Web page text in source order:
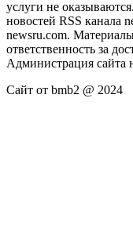
услуги не
новостей RSS канала
newsru.com.
ответственность за
Администрация сайта
Сайт от bmb2 @ 2024